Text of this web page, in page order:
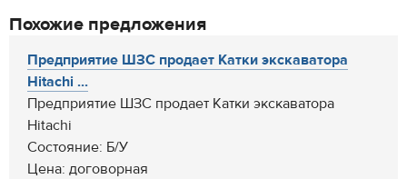
Похожие предложения
Предприятие ШЗС продает Катки экскаватора
Hitachi ...
Предприятие ШЗС продает Катки экскаватора
Hitachi
Состояние: Б/У
Цена: договорная